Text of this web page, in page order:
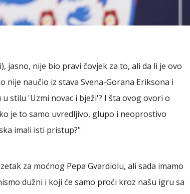
jasno, nije bio pravi čovjek za to, ali da li je ovo
nije naučio iz stava Svena-Gorana Eriksona i
stilu 'Uzmi novac i bježi'? I šta ovog ovori o
je to samo uvredljivo, glupo i neoprostivo
imali isti pristup?"
za moćnog Pepa Gvardiolu, ali sada imamo
dužni i koji će samo proći kroz našu igru sa